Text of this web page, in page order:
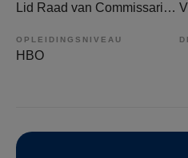
Lid Raad van Commissarissen
OPLEIDINGSNIVEAU
HBO